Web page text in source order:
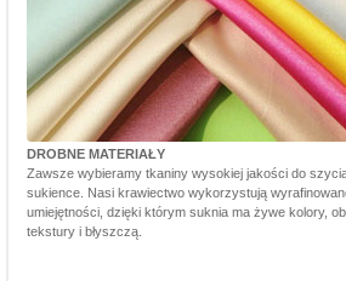
DROBNE MATERIAŁY
Zawsze wybieramy tkaniny wysokiej jakości do
sukience. Nasi krawiectwo wykorzystują
umiejętności, dzięki którym suknia ma żywe kolory,
tekstury i błyszczą.